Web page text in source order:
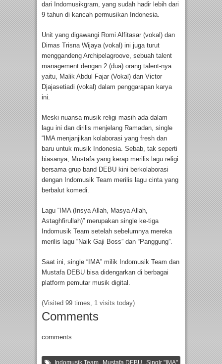
dari Indomusikgram, yang sudah hadir lebih dari
9 tahun di kancah permusikan Indonesia.
Unit yang digawangi Romi Alfitasar (vokal) dan
Dimas Trisna Wijaya (vokal) ini juga turut
menggandeng Archipelagroove, sebuah talent
management dengan 2 (dua) orang talent-nya
yaitu, Malik Abdul Fajar (Vokal) dan Victor
Djajasetiadi (vokal) dalam penggarapan karya
ini.
Meski nuansa musik religi masih ada dalam
lagu ini dan dirilis menjelang Ramadan, single
“IMA menjanjikan kolaborasi yang fresh dan
baru untuk musik Indonesia. Sebab, tak seperti
biasanya, Mustafa yang kerap merilis lagu religi
bersama grup band DEBU kini berkolaborasi
dengan Indomusik Team merilis lagu cinta yang
berbalut komedi.
Lagu “IMA (Insya Allah, Masya Allah,
Astaghfirullah)” merupakan single ke-tiga
Indomusik Team setelah sebelumnya mereka
merilis lagu “Naik Gaji Boss” dan “Panggung”.
Saat ini, single “IMA” milik Indomusik Team dan
Mustafa DEBU bisa didengarkan di berbagai
platform pemutar musik digital.
(Visited 99 times, 1 visits today)
Comments
comments
Indomusik Team Mustafa DEBU Singlr "IMA"